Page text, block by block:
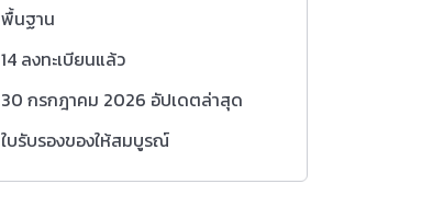
พื้นฐาน
14 ลงทะเบียนแล้ว
30 กรกฎาคม 2026 อัปเดตล่าสุด
ใบรับรองของให้สมบูรณ์